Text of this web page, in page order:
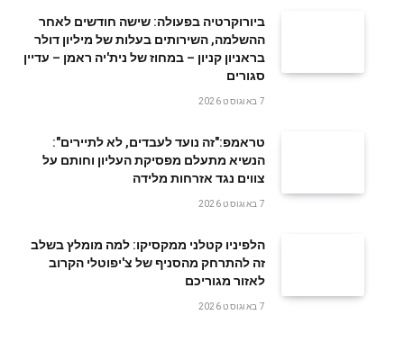
ביורוקרטיה בפעולה: שישה חודשים לאחר
ההשלמה, השירותים בעלות של מיליון דולר
בראניון קניון – במחוז של נית'יה ראמן – עדיין
סגורים
7 באוגוסט 2026
טראמפ:"זה נועד לעבדים, לא לתיירים":
הנשיא מתעלם מפסיקת העליון וחותם על
צווים נגד אזרחות מלידה
7 באוגוסט 2026
הלפיניו קטלני ממקסיקו: למה מומלץ בשלב
זה להתרחק מהסניף של צ'יפוטלי הקרוב
לאזור מגוריכם
7 באוגוסט 2026